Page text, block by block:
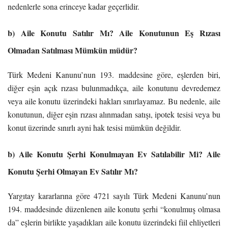
nedenlerle sona erinceye kadar geçerlidir.
b) Aile Konutu Satılır Mı? Aile Konutunun Eş Rızası
Olmadan Satılması Mümkün müdür?
Türk Medeni Kanunu’nun 193. maddesine göre, eşlerden biri,
diğer eşin açık rızası bulunmadıkça, aile konutunu devredemez
veya aile konutu üzerindeki hakları sınırlayamaz. Bu nedenle, aile
konutunun, diğer eşin rızası alınmadan satışı, ipotek tesisi veya bu
konut üzerinde sınırlı ayni hak tesisi mümkün değildir.
b) Aile Konutu Şerhi Konulmayan Ev Satılabilir Mi? Aile
Konutu Şerhi Olmayan Ev Satılır Mı?
Yargıtay kararlarına göre 4721 sayılı Türk Medeni Kanunu’nun
194. maddesinde düzenlenen aile konutu şerhi “konulmuş olmasa
da” eşlerin birlikte yaşadıkları aile konutu üzerindeki fiil ehliyetleri